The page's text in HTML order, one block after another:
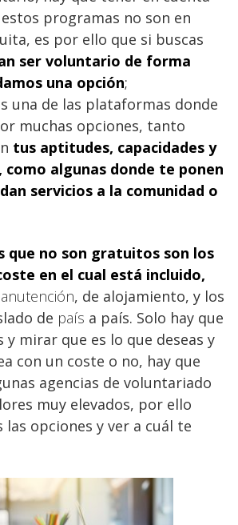
programas no son en
es por ello que si buscas
ser voluntario de forma
una opción;
una de las plataformas donde
muchas opciones, tanto
tus aptitudes, capacidades y
algunas donde te ponen
servicios a la comunidad o
que no son gratuitos son los
en el cual está incluido,
, de alojamiento, y los
de país a país. Solo hay que
y mirar que es lo que deseas y
con un coste o no, hay que
agencias de voluntariado
muy elevados, por ello
las opciones y ver a cuál te